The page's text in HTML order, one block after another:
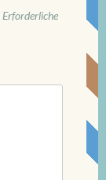
Erforderliche